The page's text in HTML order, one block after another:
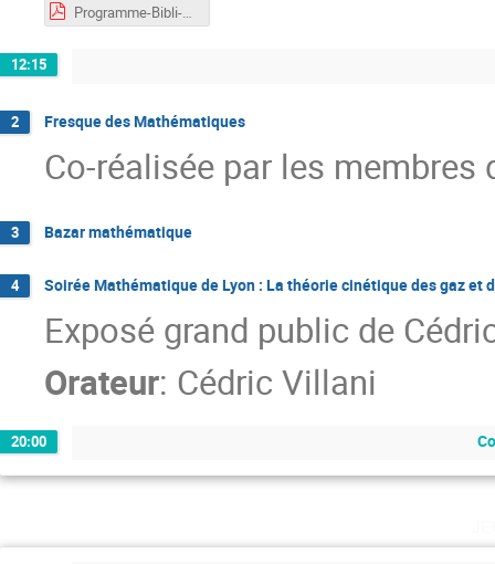
Programme-Bibli-1.pdf
12:15
2 Fresque des Mathématiques
Co-réalisée par les
3 Bazar mathématique
4 Soirée Mathématique de Lyon : La théorie cinétique des gaz
Exposé grand public de
Orateur: Cédric Villani
20:00